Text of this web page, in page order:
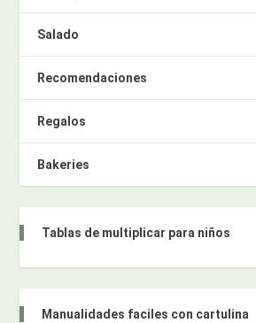
Salado
Recomendaciones
Regalos
Bakeries
Tablas de multiplicar para niños
Manualidades faciles con cartulina